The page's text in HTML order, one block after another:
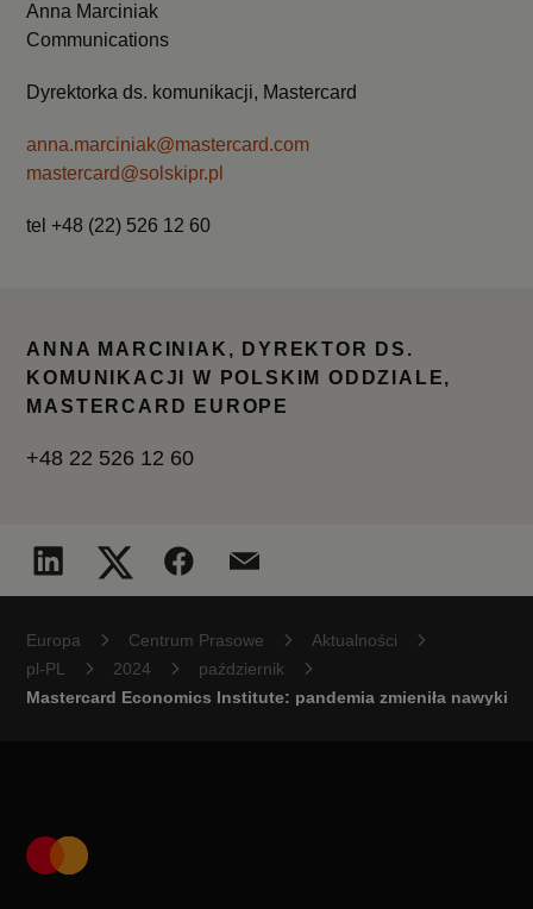
Anna Marciniak
Communications
Dyrektorka ds. komunikacji, Mastercard
anna.marciniak@mastercard.com
mastercard@solskipr.pl
tel +48 (22) 526 12 60
ANNA MARCINIAK, DYREKTOR DS.
KOMUNIKACJI W POLSKIM ODDZIALE,
MASTERCARD EUROPE
+48 22 526 12 60
Europa Centrum Prasowe
Aktualności
pl-PL
2024
październik
Mastercard Economics Institute: pandemia zmieniła nawyki